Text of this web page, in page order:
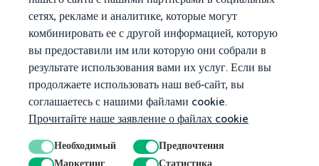
сетях, рекламе и аналитике, которые могут
комбинировать ее с другой информацией, которую
вы предоставили им или которую они собрали в
результате использования вами их услуг. Если вы
продолжаете использовать наш веб-сайт, вы
соглашаетесь с нашими файлами cookie.
Прочитайте наше заявление о файлах cookie
Необходимый
Предпочтения